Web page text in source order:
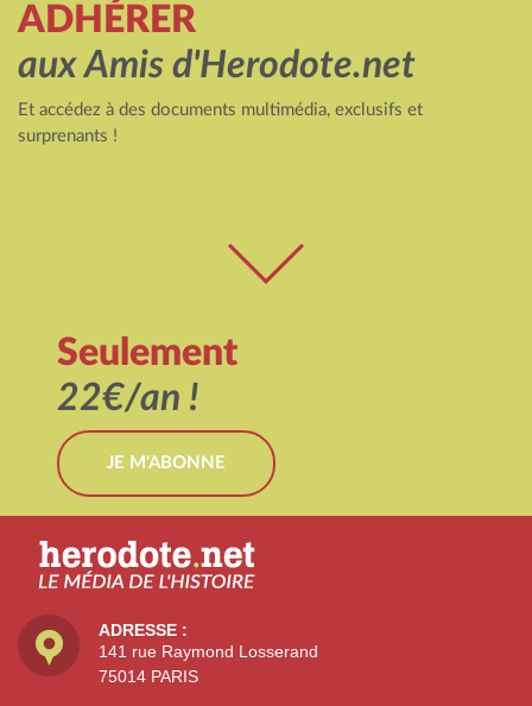
ADHÉRER
aux Amis d'Herodote.net
Et accédez à des documents multimédia, exclusifs et
surprenants !
Seulement
22€/an !
JE M'ABONNE
ADRESSE :
141 rue Raymond Losserand
75014 PARIS